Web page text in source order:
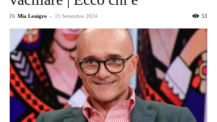
Di Mia Lonigro - 15 Settembre 2024 53